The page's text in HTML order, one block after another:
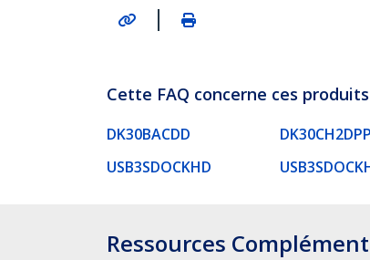
|
Cette FAQ concerne ces
DK30BACDD
USB3SDOCKHD
Ressources